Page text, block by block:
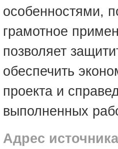
особенностями,
грамотное
позволяет
обеспечить
проекта и
выполненных
Адрес источника